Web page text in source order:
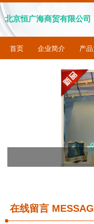
北京恒广海商贸有限公司
首页 企业简介 产
在线留言